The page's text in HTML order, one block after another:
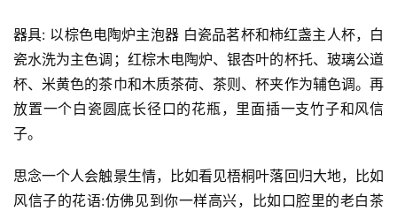
器具: 以棕色电陶炉主泡器 白瓷品茗杯和柿红盏主人杯，白
瓷水洗为主色调；红棕木电陶炉、银杏叶的杯托、玻璃公道
杯、米黄色的茶巾和木质茶荷、茶则、杯夹作为辅色调。再
放置一个白瓷圆底长径口的花瓶，里面插一支竹子和风信
子。
思念一个人会触景生情，比如看见梧桐叶落回归大地，比如
风信子的花语:仿佛见到你一样高兴，比如口腔里的老白茶